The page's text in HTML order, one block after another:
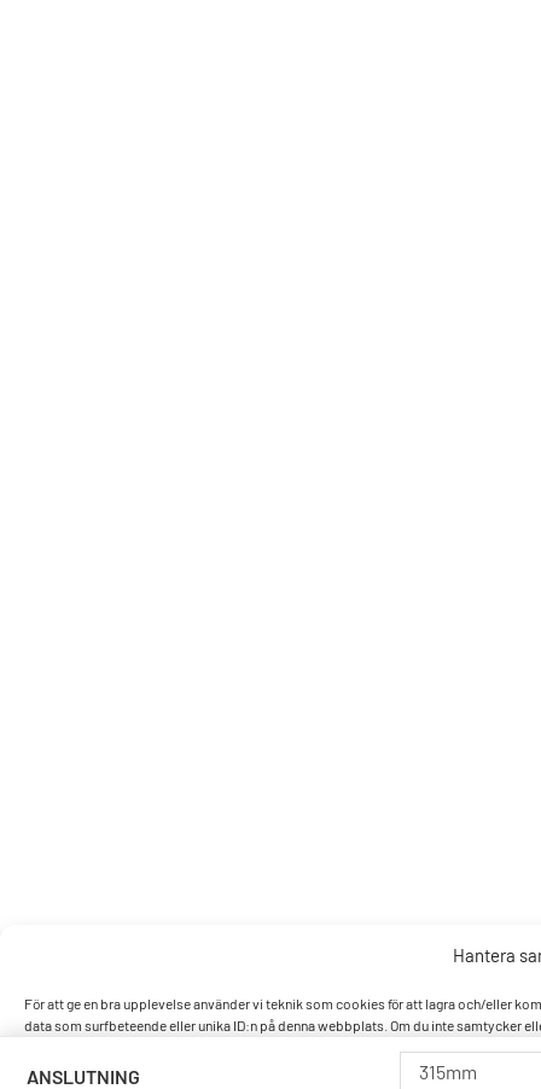
Hantera
För att ge en bra upplevelse använder vi teknik som cookies för att lagra och/eller
data som surfbeteende eller unika ID:n på denna webbplats. Om du inte samtycker
ANSLUTNING 315mm